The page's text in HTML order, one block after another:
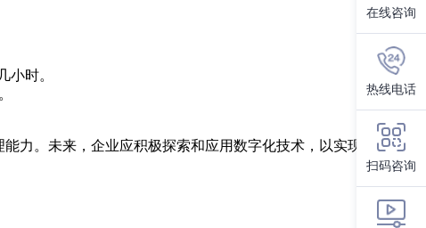
小时。
力。未来，企业应积极探索和应用数字化技术，以实现财务管理
在线咨询
热线电话
扫码咨询